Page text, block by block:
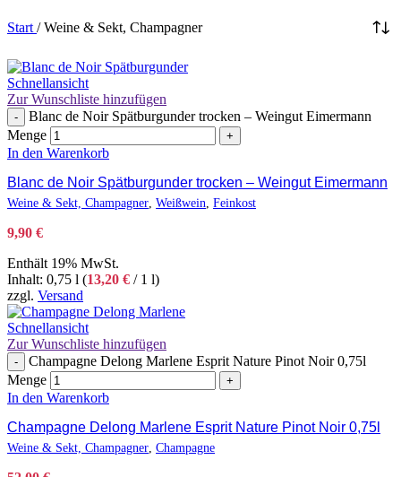
Start / Weine & Sekt, Champagner
Schnellansicht
Zur Wunschliste hinzufügen
-
Blanc de Noir Spätburgunder trocken – Weingut Eimermann
Menge
+
In den Warenkorb
Blanc de Noir Spätburgunder trocken – Weingut Eimermann
Weine & Sekt, Champagner Weißwein Feinkost
9,90 €
Enthält 19% MwSt.
Inhalt: 0,75 l (13,20 € / 1 l)
zzgl. Versand
Schnellansicht
Zur Wunschliste hinzufügen
-
Champagne Delong Marlene Esprit Nature Pinot Noir 0,75l
Menge
+
In den Warenkorb
Champagne Delong Marlene Esprit Nature Pinot Noir 0,75l
Weine & Sekt, Champagner Champagne